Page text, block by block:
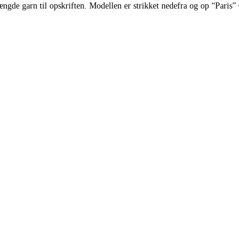
garn til opskriften. Modellen er strikket nedefra og op